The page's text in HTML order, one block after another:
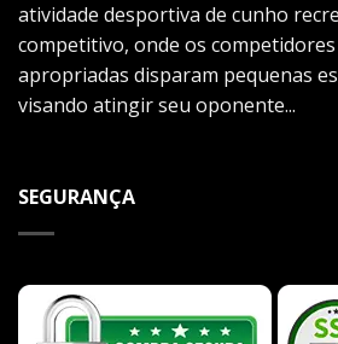
atividade desportiva de cunho
competitivo, onde os
apropriadas disparam pequenas
visando atingir seu oponente...
SEGURANÇA